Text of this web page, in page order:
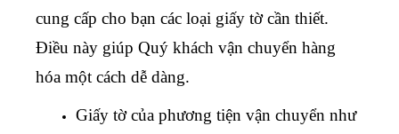
cung cấp cho bạn các loại giấy tờ cần thiết.
Điều này giúp Quý khách vận chuyển hàng
hóa một cách dễ dàng.
Giấy tờ của phương tiện vận chuyển như